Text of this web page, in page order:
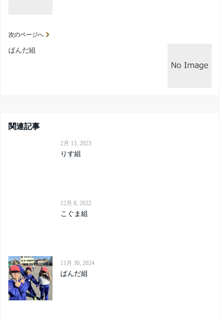
次のページへ
ぱんだ組
関連記事
2月 13, 2023
りす組
12月 8, 2022
こぐま組
11月 30, 2024
ぱんだ組